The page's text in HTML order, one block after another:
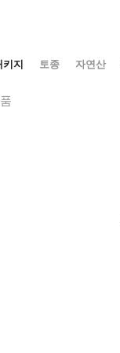
지 토종 자연산